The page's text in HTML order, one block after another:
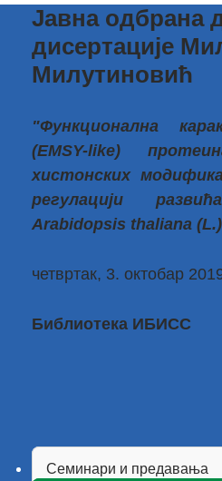
Јавна одбрана
дисертације
Милутиновић
"Функционална
(EMSY-like)
хистонских
регулацији
Arabidopsis thaliana
четвртак, 3. октобар
Библиотека ИБИСС
Семинари и предавања